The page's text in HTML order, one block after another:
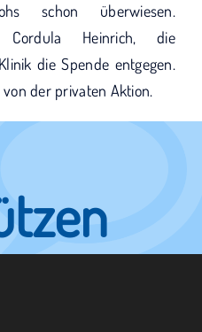
schon überwiesen.
Cordula Heinrich, die
die Spende entgegen.
der privaten Aktion.